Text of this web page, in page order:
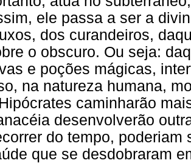
ele passa a ser a
dos curandeiros,
o obscuro. Ou seja:
e poções mágicas,
na natureza humana,
caminharão
desenvolverão
do tempo,
que se desdobraram